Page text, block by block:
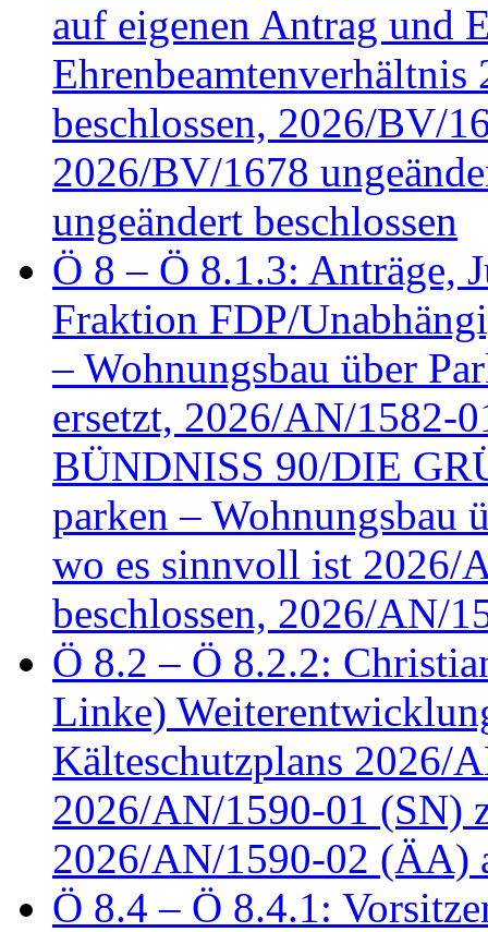
auf eigenen Antrag und
beschlossen, 2026/BV/
2026/BV/1678
ungeändert beschlossen
Ö 8 – Ö 8.1.3: Anträge,
Fraktion FDP/
– Wohnungsbau über
ersetzt, 2026/AN/1582-
BÜNDNISS 90/DIE
parken – Wohnungsbau
wo es sinnvoll ist 2026/
beschlossen, 2026/AN/
Ö 8.2 – Ö 8.2.2:
Linke)
Kälteschutzplans 2026/
2026/AN/1590-01 (SN)
2026/AN/1590-02 (ÄA)
Ö 8.4 – Ö 8.4.1: